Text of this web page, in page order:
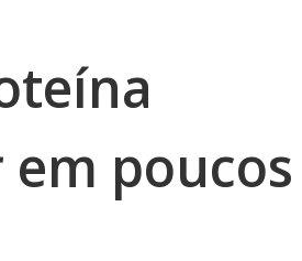
poucos